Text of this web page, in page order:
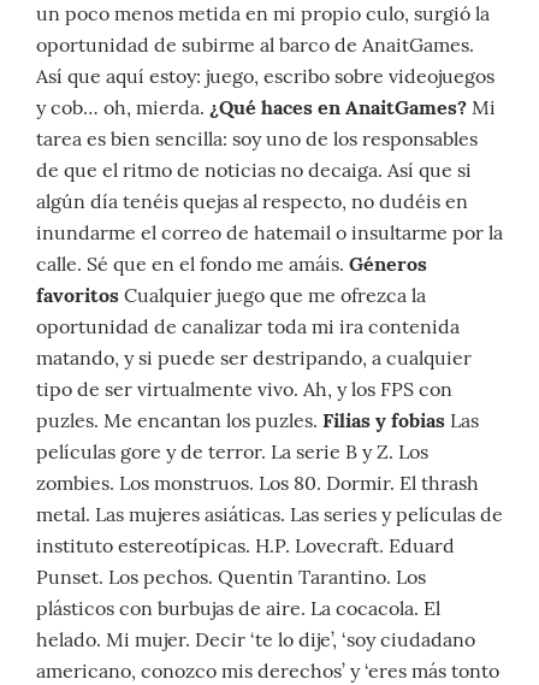
un poco menos metida en mi propio culo, surgió la
oportunidad de subirme al barco de AnaitGames.
Así que aquí estoy: juego, escribo sobre videojuegos
y cob… oh, mierda. ¿Qué haces en AnaitGames? Mi
tarea es bien sencilla: soy uno de los responsables
de que el ritmo de noticias no decaiga. Así que si
algún día tenéis quejas al respecto, no dudéis en
inundarme el correo de hatemail o insultarme por la
calle. Sé que en el fondo me amáis. Géneros
favoritos Cualquier juego que me ofrezca la
oportunidad de canalizar toda mi ira contenida
matando, y si puede ser destripando, a cualquier
tipo de ser virtualmente vivo. Ah, y los FPS con
puzles. Me encantan los puzles. Filias y fobias Las
películas gore y de terror. La serie B y Z. Los
zombies. Los monstruos. Los 80. Dormir. El thrash
metal. Las mujeres asiáticas. Las series y películas de
instituto estereotípicas. H.P. Lovecraft. Eduard
Punset. Los pechos. Quentin Tarantino. Los
plásticos con burbujas de aire. La cocacola. El
helado. Mi mujer. Decir ‘te lo dije’, ‘soy ciudadano
americano, conozco mis derechos’ y ‘eres más tonto